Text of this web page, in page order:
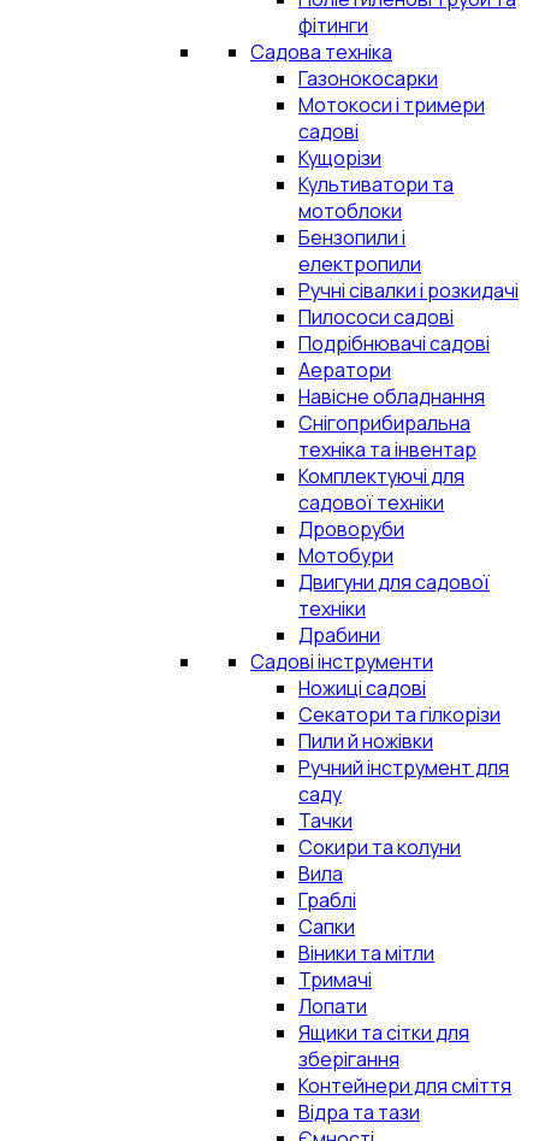
фітинги
Садова техніка
Газонокосарки
Мотокоси і тримери
садові
Кущорізи
Культиватори та
мотоблоки
Бензопили і
електропили
Ручні сівалки і розкидачі
Пилососи садові
Подрібнювачі садові
Аератори
Навісне обладнання
Снігоприбиральна
техніка та інвентар
Комплектуючі для
садової техніки
Дроворуби
Мотобури
Двигуни для садової
техніки
Драбини
Садові інструменти
Ножиці садові
Секатори та гілкорізи
Пили й ножівки
Ручний інструмент для
саду
Тачки
Сокири та колуни
Вила
Граблі
Сапки
Віники та мітли
Тримачі
Лопати
Ящики та сітки для
зберігання
Контейнери для сміття
Відра та тази